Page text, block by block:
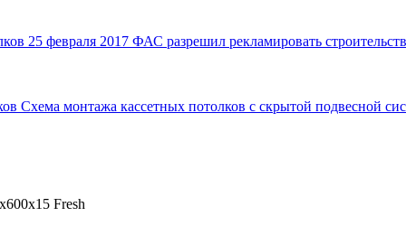
25 февраля 2017 ФАС разрешил рекламировать
Схема монтажа кассетных потолков с скрытой подвесной
Fresh